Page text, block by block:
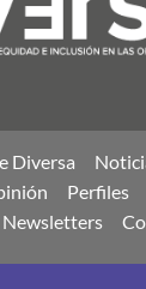
Diversa
Perfiles
Newsletters